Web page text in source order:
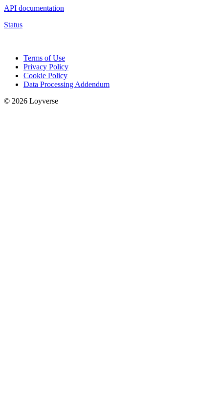
API documentation
Status
Terms of Use
Privacy Policy
Cookie Policy
Data Processing Addendum
© 2026 Loyverse